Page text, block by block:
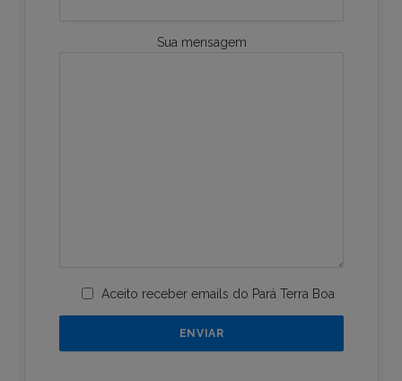
Sua mensagem
Aceito receber emails do Pará Terra Boa